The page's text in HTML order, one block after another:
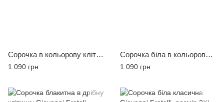
Сорочка в кольорову клітинку Giovanni Fratelli
1 090 грн
Сорочка біла в кольорову клітинку Giovanni Fratelli
1 090 грн